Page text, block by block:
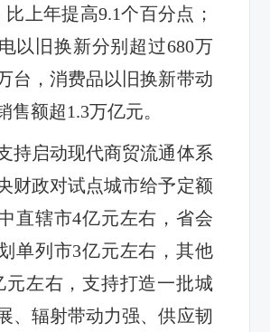
比上年提高9.1个百分点；
以旧换新分别超过680万
台，消费品以旧换新带动
售额超1.3万亿元。
启动现代商贸流通体系
财政对试点城市给予定额
直辖市4亿元左右，省会
单列市3亿元左右，其他
元左右，支持打造一批城
、辐射带动力强、供应韧